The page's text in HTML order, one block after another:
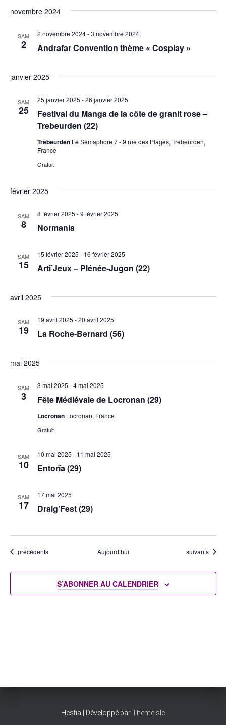
novembre 2024
SAM
2 Andrafar Convention thème « Cosplay »
2 novembre 2024-3 novembre 2024
janvier 2025
SAM
25
Festival du Manga de la côte de granit rose –
Trebeurden (22)
25 janvier 2025 -26 janvier 2025
Trebeurden Le Sémaphore 7 - 9 rue des Plages, Trébeurden,
France
Gratuit
février 2025
SAM
8 Normania
8 février 2025 -9 février 2025
SAM
15 Arti’Jeux – Plénée-Jugon (22)
15 février 2025 - 16 février 2025
avril 2025
SAM
19 La Roche-Bernard (56)
19 avril 2025 -20 avril 2025
mai 2025
SAM
3 Fête Médiévale de Locronan (29)
3 mai 2025 -4 mai 2025
Locronan Locronan, France
Gratuit
SAM
10 Entorïa (29)
10 mai 2025 - 11 mai 2025
SAM
17 Draig’Fest (29)
17 mai 2025
Évènements
précédents Aujourd’hui Évènements
suivants
S’ABONNER AU CALENDRIER
Hestia | Développé parThemeIsle